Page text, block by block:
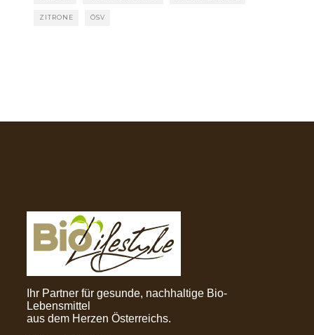
ZITRONE ÖSV
Ihr Partner für gesunde, nachhaltige Bio-
Lebensmittel
aus dem Herzen Österreichs.